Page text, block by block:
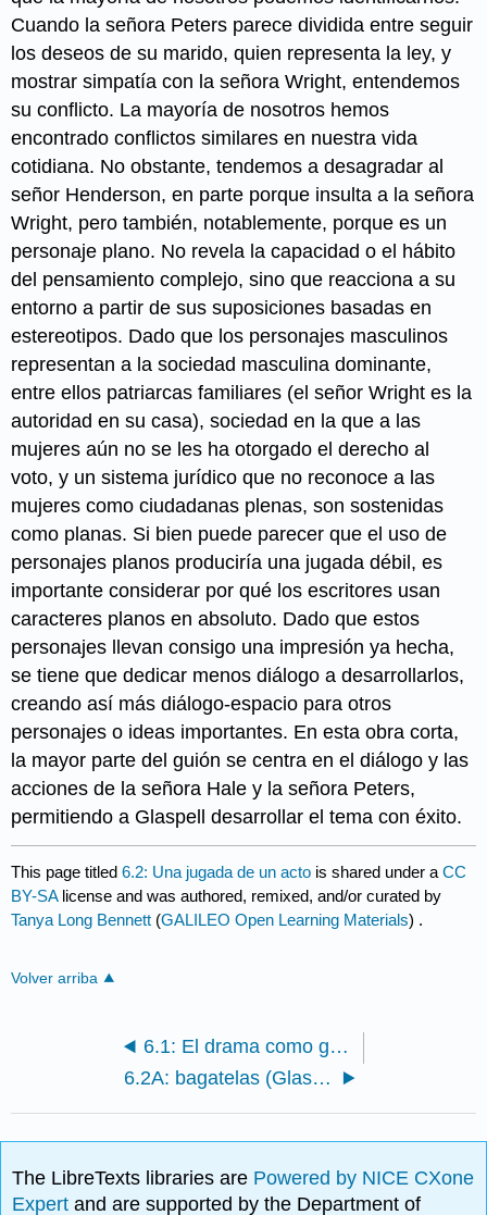
Cuando la señora Peters parece dividida entre seguir
los deseos de su marido, quien representa la ley, y
mostrar simpatía con la señora Wright, entendemos
su conflicto. La mayoría de nosotros hemos
encontrado conflictos similares en nuestra vida
cotidiana. No obstante, tendemos a desagradar al
señor Henderson, en parte porque insulta a la señora
Wright, pero también, notablemente, porque es un
personaje plano. No revela la capacidad o el hábito
del pensamiento complejo, sino que reacciona a su
entorno a partir de sus suposiciones basadas en
estereotipos. Dado que los personajes masculinos
representan a la sociedad masculina dominante,
entre ellos patriarcas familiares (el señor Wright es la
autoridad en su casa), sociedad en la que a las
mujeres aún no se les ha otorgado el derecho al
voto, y un sistema jurídico que no reconoce a las
mujeres como ciudadanas plenas, son sostenidas
como planas. Si bien puede parecer que el uso de
personajes planos produciría una jugada débil, es
importante considerar por qué los escritores usan
caracteres planos en absoluto. Dado que estos
personajes llevan consigo una impresión ya hecha,
se tiene que dedicar menos diálogo a desarrollarlos,
creando así más diálogo-espacio para otros
personajes o ideas importantes. En esta obra corta,
la mayor parte del guión se centra en el diálogo y las
acciones de la señora Hale y la señora Peters,
permitiendo a Glaspell desarrollar el tema con éxito.
This page titled6.2: Una jugada de un acto is shared under aCC
BY-SA license and was authored, remixed, and/or curated by
Tanya Long Bennett (GALILEO Open Learning Materials) .
Volver arriba
6.1: El drama como género
6.2A: bagatelas (Glaspell)
The LibreTexts libraries are Powered by NICE CXone
Expertand are supported by the Department of